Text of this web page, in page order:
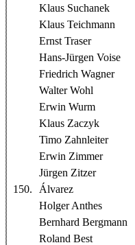
Klaus Suchanek
Klaus Teichmann
Ernst Traser
Hans-Jürgen Voise
Friedrich Wagner
Walter Wohl
Erwin Wurm
Klaus Zaczyk
Timo Zahnleiter
Erwin Zimmer
Jürgen Zitzer
150.
Álvarez
Holger Anthes
Bernhard Bergmann
Roland Best